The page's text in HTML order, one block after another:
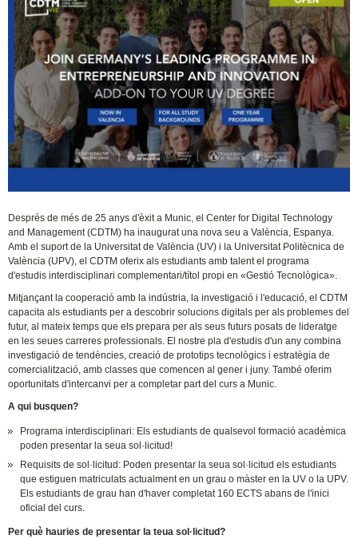
Després de més de 25 anys d'èxit a Munic, el Center for Digital Technology
and Management (CDTM) ha inaugurat una nova seu a València, Espanya.
Amb el suport de la Universitat de València (UV) i la Universitat Politècnica de
València (UPV), el CDTM oferix als estudiants amb talent el programa
d'estudis interdisciplinari complementari/títol propi en «Gestió Tecnològica».
Mitjançant la cooperació amb la indústria, la investigació i l'educació, el CDTM
capacita als estudiants per a descobrir solucions digitals per als problemes del
futur, al mateix temps que els prepara per als seus futurs posats de lideratge
en les seues carreres professionals. El nostre pla d'estudis d'un any combina
investigació de tendències, creació de prototips tecnològics i estratègia de
comercialització, amb classes que comencen al gener i juny. També oferim
oportunitats d'intercanvi per a completar part del curs a Munic.
A qui busquen?
Programa interdisciplinari: Els estudiants de qualsevol formació acadèmica
poden presentar la seua sol·licitud!
Requisits de sol·licitud: Poden presentar la seua sol·licitud els estudiants
que estiguen matriculats actualment en un grau o màster en la UV o la UPV.
Els estudiants de grau han d'haver completat 160 ECTS abans de l'inici
oficial del curs.
Per què hauries de presentar la teua sol·licitud?